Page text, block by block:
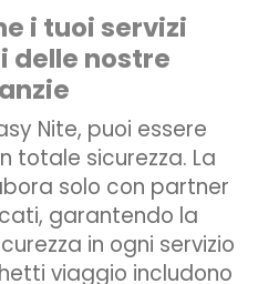
i tuoi servizi
delle nostre
Nite, puoi essere
totale sicurezza. La
solo con partner
garantendo la
in ogni servizio
viaggio includono